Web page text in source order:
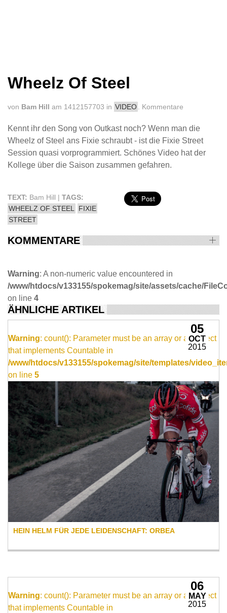
Wheelz Of Steel
von Bam Hill am 1412157703 in VIDEO Kommentare
Kennt ihr den Song von Outkast noch? Wenn man die
Wheelz of Steel ans Fixie schraubt - ist die Fixie Street
Session quasi vorprogrammiert. Schönes Video hat der
Kollege über die Saison zusammen gefahren.
TEXT: Bam Hill | TAGS:
WHEELZ OF STEEL FIXIE
STREET
KOMMENTARE
Warning: A non-numeric value encountered in
/www/htdocs/v133155/spokemag/site/assets/cache/
on line 4
ÄHNLICHE ARTIKEL
Warning: count(): Parameter must be an array or an object
that implements Countable in
/www/htdocs/v133155/spokemag/site/templates/
on line 5
HEIN HELM FÜR JEDE LEIDENSCHAFT: ORBEA
05
OCT
2015
Warning: count(): Parameter must be an array or an object
that implements Countable in
06
MAY
2015